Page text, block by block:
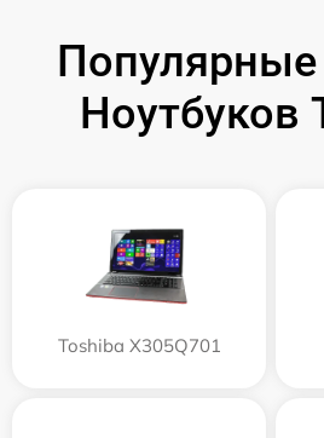
Ноутбуков
Toshiba X305Q701